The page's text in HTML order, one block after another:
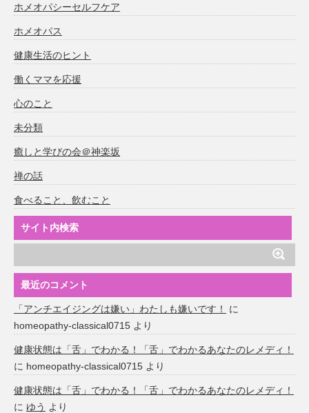
ホメオパシーセルフケア
ホメオパス
健康生活のヒント
働くママを応援
心のこと
未分類
癒しと学びの会＠神楽坂
禅の話
食べること、飲むこと
サイト内検索
最近のコメント
「アンチエイジングは嫌い」わたしも嫌いです！
に
homeopathy-classical0715 より
健康状態は「舌」でわかる！「舌」でわかるあなたのレメディ！
に homeopathy-classical0715 より
健康状態は「舌」でわかる！「舌」でわかるあなたのレメディ！
に ゆう より